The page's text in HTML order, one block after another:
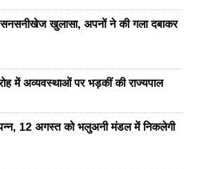
सनसनीखेज खुलासा, अपनों ने की गला दबाकर
में अव्यवस्थाओं पर भड़कीं की राज्यपाल
12 अगस्त को भलुअनी मंडल में निकलेगी